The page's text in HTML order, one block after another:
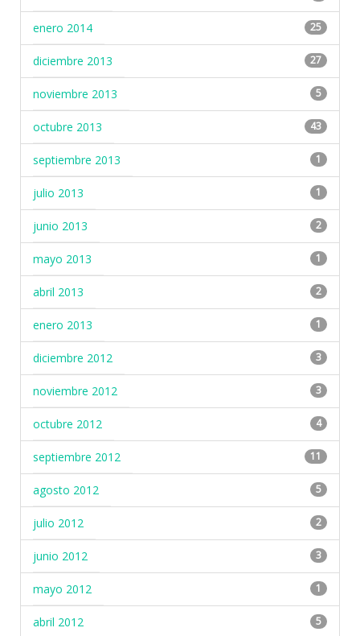
enero 2014 25
diciembre 2013 27
noviembre 2013 5
octubre 2013 43
septiembre 2013 1
julio 2013 1
junio 2013 2
mayo 2013 1
abril 2013 2
enero 2013 1
diciembre 2012 3
noviembre 2012 3
octubre 2012 4
septiembre 2012 11
agosto 2012 5
julio 2012 2
junio 2012 3
mayo 2012 1
abril 2012 5